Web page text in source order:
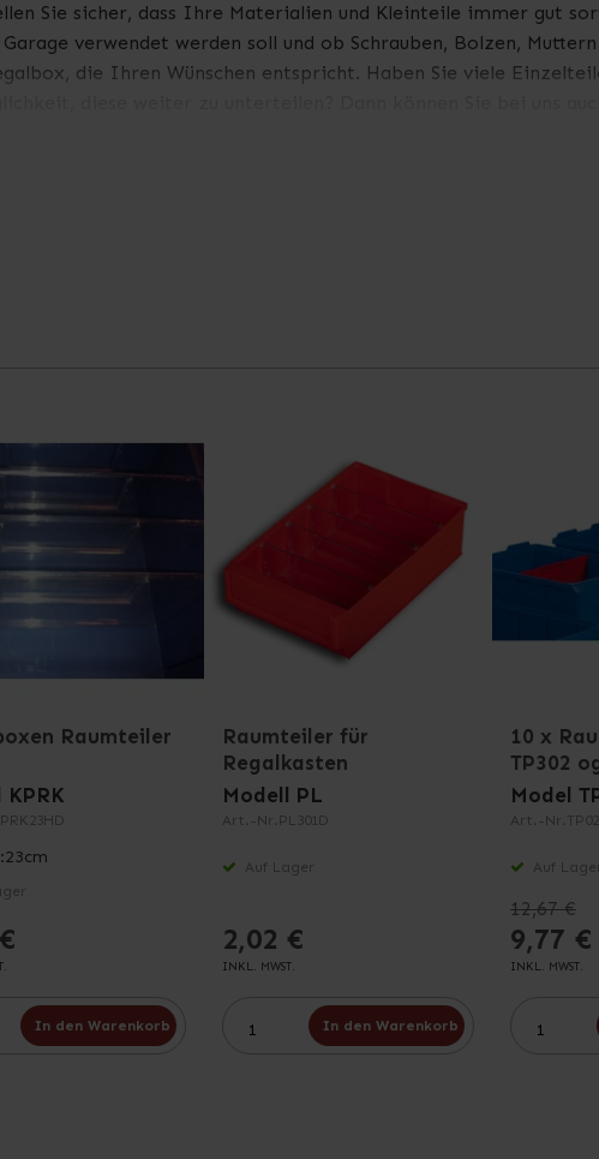
Sie sicher, dass Ihre Materialien und Kleinteile immer gut
verwendet werden soll und ob Schrauben, Bolzen,
die Ihren Wünschen entspricht. Haben Sie viele
Breite der Box. Er ist aus transparentem Kunststoff gefertigt
technischen Daten zu diesem Produkt.
Raumteiler
KPRK
In den Warenkorb
Raumteiler für
Regalkasten
Modell PL
Art.-Nr. PL301D
Auf Lager
2,02 €
INKL. MWST.
In den Warenkorb
10 x
TP302
Model
Art.-Nr.
Auf Lager
12,67 €
9,77 €
INKL. MWST.